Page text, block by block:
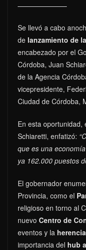
Se llevó a cabo
de lanzamiento de
encabezado por el
Córdoba, Juan
de la Agencia
vicepresidente,
Ciudad de Córdoba,
En esta oportunidad,
Schiaretti, enfatizó:
que es una
ya 162.000 puestos
El gobernador
Provincia, como el
religioso en torno al
nuevo Centro de
eventos y la
importancia del hub